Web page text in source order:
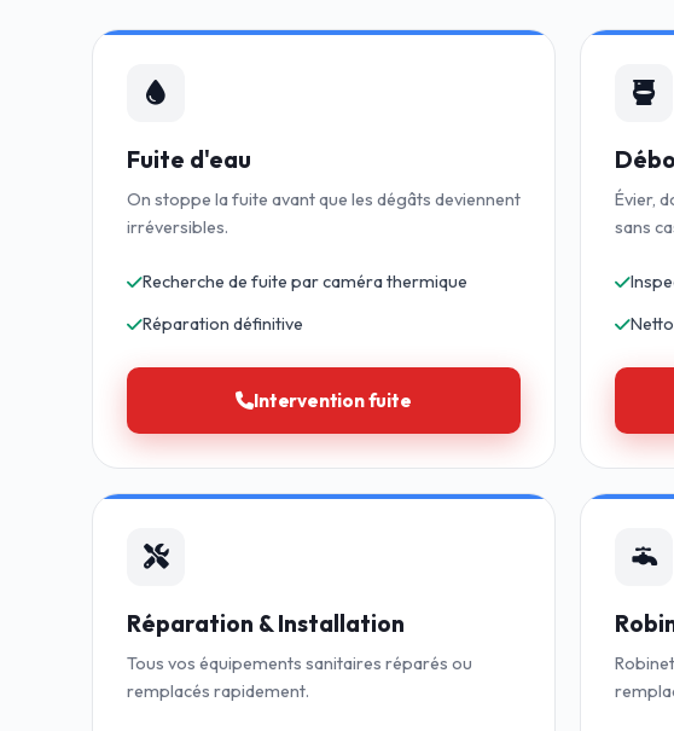
Fuite d'eau
On stoppe la fuite avant que les dégâts deviennent
irréversibles.
Recherche de fuite par caméra thermique
Réparation définitive
Intervention fuite
Évier,
sans
Réparation & Installation
Tous vos équipements sanitaires réparés ou
remplacés rapidement.